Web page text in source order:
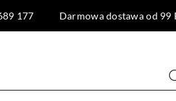
177 Darmowa dostawa od 99